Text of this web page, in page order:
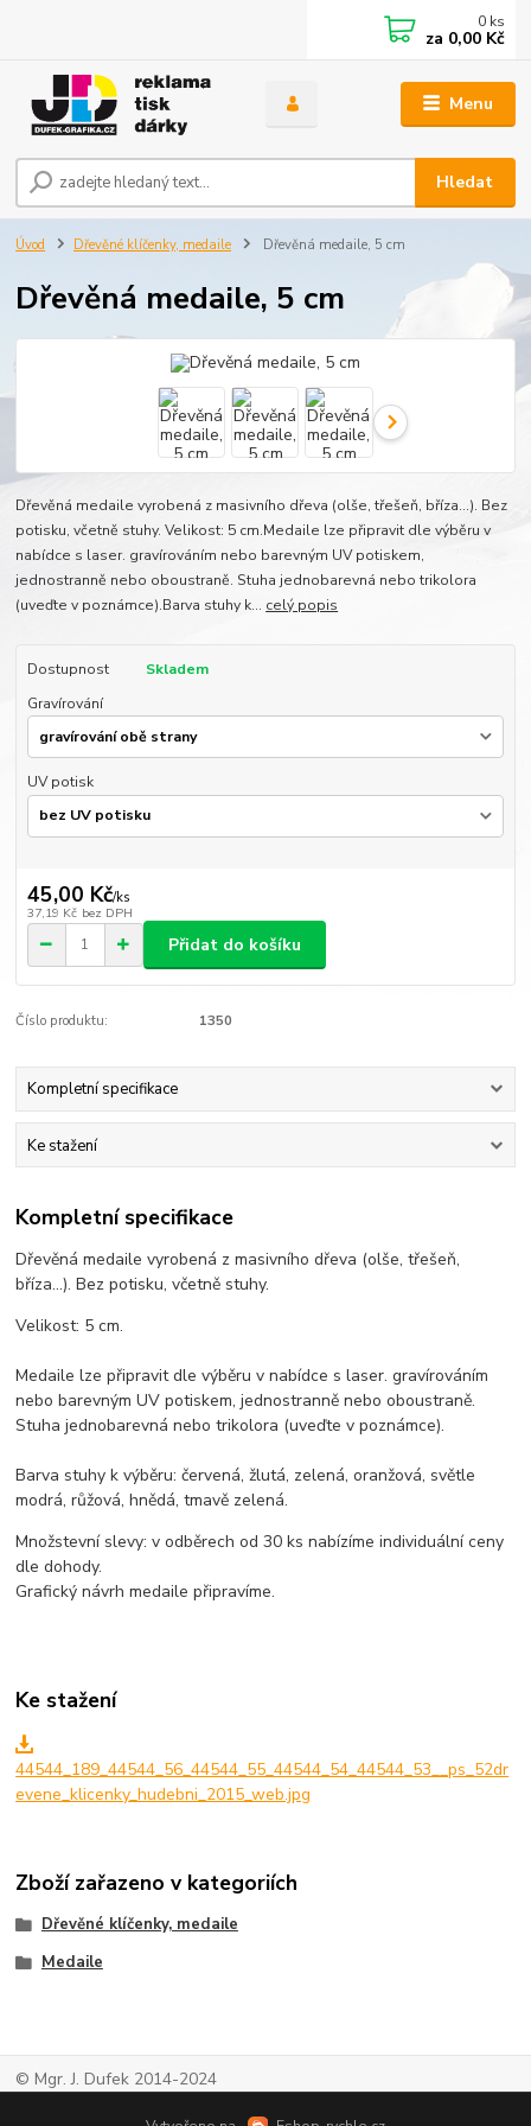
Menu
Hledat
0 ks
za 0,00 Kč
Úvod Dřevěné klíčenky, medaile Dřevěná medaile, 5 cm
Dřevěná medaile, 5 cm
Dřevěná medaile vyrobená z masivního dřeva (olše, třešeň, bříza...). Bez
potisku, včetně stuhy. Velikost: 5 cm.Medaile lze připravit dle výběru v
nabídce s laser. gravírováním nebo barevným UV potiskem,
jednostranně nebo oboustraně. Stuha jednobarevná nebo trikolora
(uveďte v poznámce).Barva stuhy k... celý popis
Dostupnost
Skladem
Gravírování
UV potisk
45,00 Kč/ks
37,19 Kč bez DPH
Přidat do košíku
Číslo produktu: 1350
Kompletní specifikace
Ke stažení
Kompletní specifikace
Dřevěná medaile vyrobená z masivního dřeva (olše, třešeň,
bříza...). Bez potisku, včetně stuhy.
Velikost: 5 cm.
Medaile lze připravit dle výběru v nabídce s laser. gravírováním
nebo barevným UV potiskem, jednostranně nebo oboustraně.
Stuha jednobarevná nebo trikolora (uveďte v poznámce).
Barva stuhy k výběru: červená, žlutá, zelená, oranžová, světle
modrá, růžová, hnědá, tmavě zelená.
Množstevní slevy: v odběrech od 30 ks nabízíme individuální ceny
dle dohody.
Grafický návrh medaile připravíme.
Ke stažení
44544_189_44544_56_44544_55_44544_54_44544_53__ps_52dr
evene_klicenky_hudebni_2015_web.jpg
Zboží zařazeno v kategoriích
Dřevěné klíčenky, medaile
Medaile
© Mgr. J. Dufek 2014-2024